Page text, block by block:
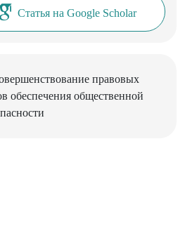
Статья на Google Scholar